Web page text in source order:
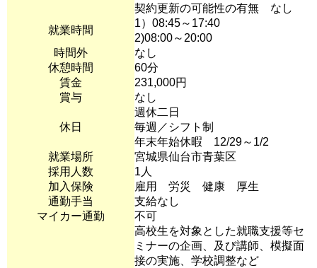
契約更新の可能性の有無 なし
就業時間
1）08:45～17:40
2)08:00～20:00
時間外
なし
休憩時間
60分
賃金
231,000円
賞与
なし
休日
週休二日
毎週／シフト制
年末年始休暇 12/29～1/2
就業場所
宮城県仙台市青葉区
採用人数
1人
加入保険
雇用 労災 健康 厚生
通勤手当
支給なし
マイカー通勤
不可
高校生を対象とした就職支援等セ
ミナーの企画、及び講師、模擬面
接の実施、学校調整など